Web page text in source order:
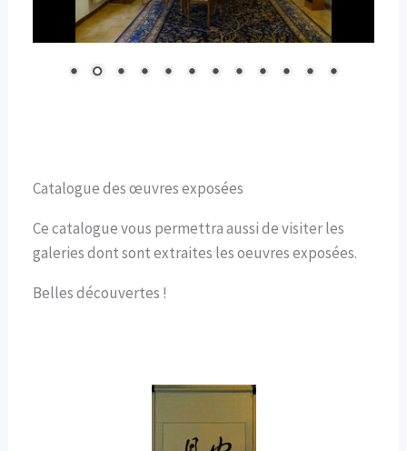
Catalogue des œuvres exposées
Ce catalogue vous permettra aussi de visiter les
galeries dont sont extraites les oeuvres exposées.
Belles découvertes !